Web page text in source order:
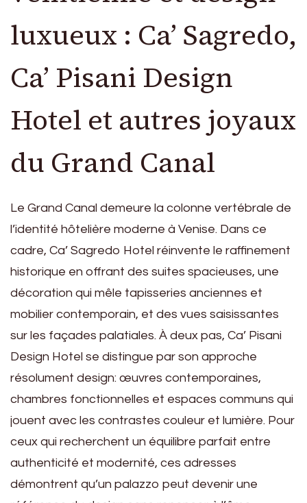
luxueux : Ca’ Sagredo,
Ca’ Pisani Design
Hotel et autres joyaux
du Grand Canal
Le Grand Canal demeure la colonne vertébrale de
l’identité hôtelière moderne à Venise. Dans ce
cadre, Ca’ Sagredo Hotel réinvente le raffinement
historique en offrant des suites spacieuses, une
décoration qui mêle tapisseries anciennes et
mobilier contemporain, et des vues saisissantes
sur les façades palatiales. À deux pas, Ca’ Pisani
Design Hotel se distingue par son approche
résolument design: œuvres contemporaines,
chambres fonctionnelles et espaces communs qui
jouent avec les contrastes couleur et lumière. Pour
ceux qui recherchent un équilibre parfait entre
authenticité et modernité, ces adresses
démontrent qu’un palazzo peut devenir une